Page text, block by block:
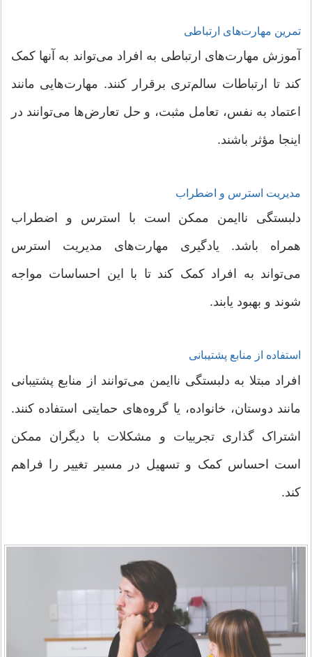
تمرین مهارت‌های ارتباطی
آموزش مهارت‌های ارتباطی به افراد می‌تواند به آنها کمک
کند تا ارتباطات سالم‌تری برقرار کنند. مهارت‌هایی مانند
اعتماد به نفس، تعامل مثبت، و حل تعارض‌ها می‌توانند در
اینجا مؤثر باشند.
مدیریت استرس و اضطراب
دلبستگی ناایمن ممکن است با استرس و اضطراب
همراه باشد. یادگیری مهارت‌های مدیریت استرس
می‌تواند به افراد کمک کند تا با این احساسات مواجه
شوند و بهبود یابند.
استفاده از منابع پشتیبانی
افراد مبتلا به دلبستگی ناایمن می‌توانند از منابع پشتیبانی
مانند دوستان، خانواده، یا گروه‌های حمایتی استفاده کنند.
اشتراک گذاری تجربیات و مشکلات با دیگران ممکن
است احساس کمک و تسهیل در مسیر تغییر را فراهم
کند.